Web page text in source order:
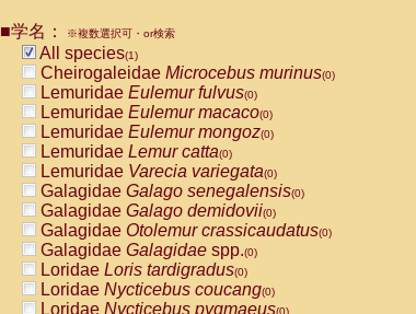
CebidaeCebus nigrivittatus
CebidaeCebus
CebidaeSaimiri boliviensis(0)
CebidaeSaimiri sciureus(0)
AtelidaeAlouatta caraya(0)
AtelidaeAlouatta fusca(0)
AtelidaeAlouatta seniculus
AtelidaeAlouattaspp.(0)
AtelidaeAteles belzebuth(0)
AtelidaeAteles geoffroyi(0)
AtelidaeAteles paniscus(0)
AtelidaeAtelesspp.(0)
Atelidae Lagothrix lagothricha
AtelidaeLagothrix lagothricha cana
PitheciidaeCacajao calvus rubicundus
■学名： ※複数選択可・or検索
All species(1)
Cheirogaleidae Microcebus murinus(0)
Lemuridae Eulemur fulvus(0)
Lemuridae Eulemur macaco(0)
Lemuridae Eulemur mongoz(0)
Lemuridae Lemur catta(0)
Lemuridae Varecia variegata(0)
Galagidae Galago senegalensis(0)
Galagidae Galago demidovii(0)
Galagidae Otolemur crassicaudatus(0)
Galagidae Galagidae spp.(0)
Loridae Loris tardigradus(0)
Loridae Nycticebus coucang(0)
Loridae Nycticebus pygmaeus(0)